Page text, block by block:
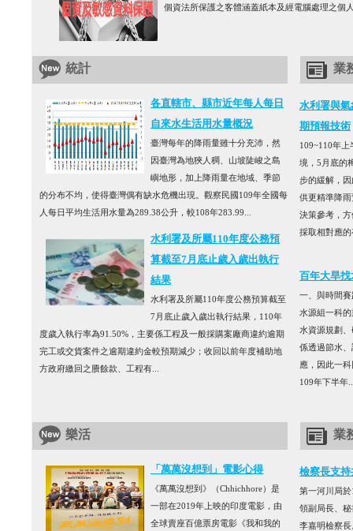
個資法所保護之客體涵蓋紙本及經電腦處理之個
統計
各直轄市、縣市近年每人每日
自來水生活用水量概況
臺灣每年的降雨量雖十分充沛，然
因臺灣為地狹人稠、山坡陡峻之島
嶼地形，加上降雨量在地域、季節
的分布不均，使得臺灣偶有缺水危機出現。觀察民國109年全國每
人每日平均生活用水量為289.38公升，較108年283.99...
水利署及所屬110年度公務預
算截至7月底止歲入歲出執行
結果
水利署及所屬110年度公務預算截至
7月底止歲入歲出執行結果，110年
度歲入執行率為91.50%，主要係工程及一般採購案廠商違約逾期
完工或交貨案件之逾期違約金較預期減少；收回以前年度補助地
方政府繳回之賸餘款、工程有...
業
水利署與
期預報技術
109~110年
境，5月底的
步的緩解，
供更精準降
決策參考，
採取相對應
百年大旱
一、與時間
水源組一科
水資源規劃
係透過節水
應，因此一
109年下半年
樂活
「萬萬沒想到」電影心得
《萬萬沒想到》（Chhichhore）是
一部在2019年上映的印度電影，由
全球賣座百億票房電影《我和我的
業
檢察長支
第一河川局
領副局長、
李嘉明檢察長